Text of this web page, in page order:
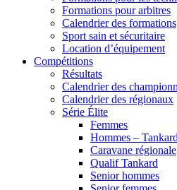
Formations pour arbitres
Calendrier des formations
Sport sain et sécuritaire
Location d’équipement
Compétitions
Résultats
Calendrier des
Calendrier des régionaux
Série Élite
Femmes
Hommes – Tankard
Caravane régionale
Qualif Tankard
Senior hommes